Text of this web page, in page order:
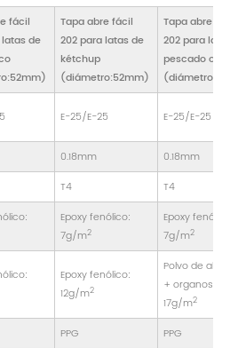
fácil
de
Tapa abre fácil
202 para latas de
kétchup
(diámetro:52mm)
Tapa abre
202 para
pescado o
E-25/E-25 E-25/E-25
0.18mm
0.18mm
T4 T4
Epoxy fenólico:
7g/m2
Epoxy
7g/m2
Epoxy fenólico:
12g/m2
Polvo de
+ organosol
17g/m2
PPG
PPG